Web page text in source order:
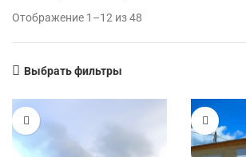
Отображение 1–12 из 48
Выбрать фильтры